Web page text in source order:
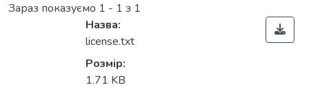
Зараз показуємо 1 - 1 з 1
Назва:
license.txt
Розмір:
1.71 KB